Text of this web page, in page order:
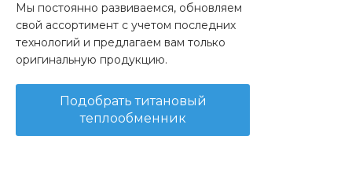
Мы постоянно развиваемся, обновляем
свой ассортимент с учетом последних
технологий и предлагаем вам только
оригинальную продукцию.
Подобрать титановый
теплообменник